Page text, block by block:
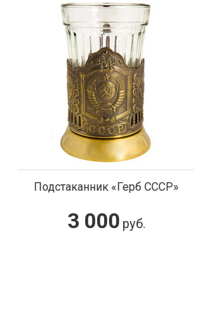
Подстаканник «Герб СССР»
3 000 руб.